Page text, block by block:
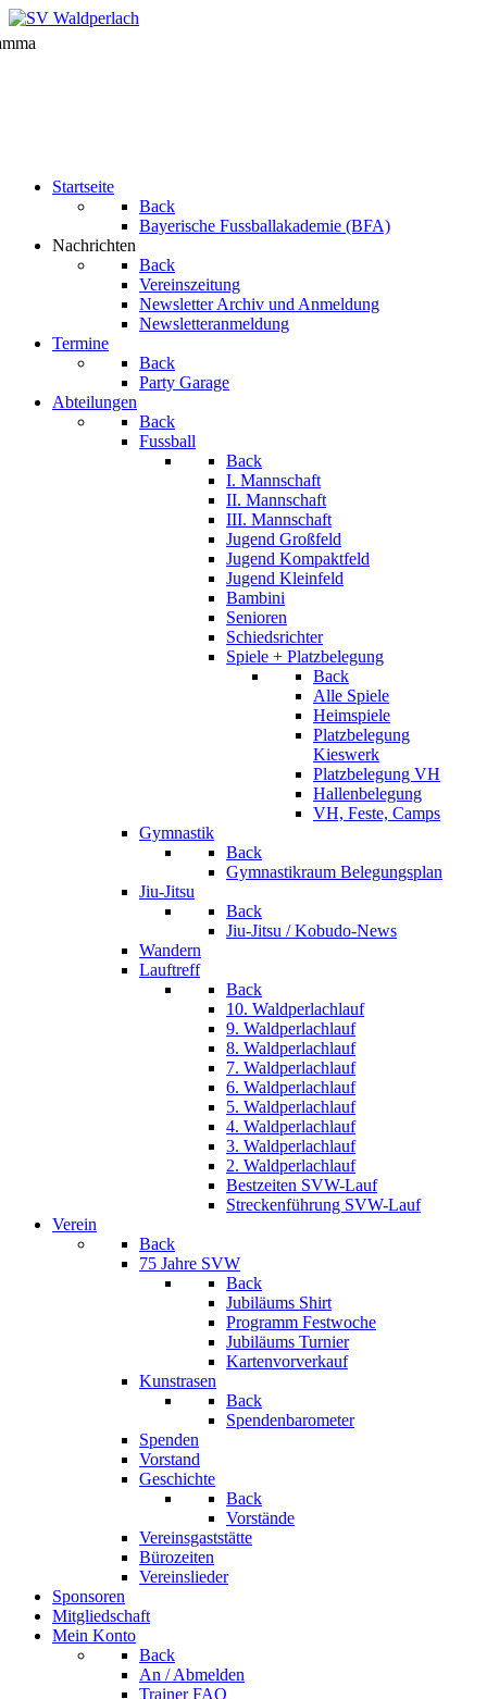
Startseite
Back
Bayerische Fussballakademie (BFA)
Nachrichten
Back
Vereinszeitung
Newsletter Archiv und Anmeldung
Newsletteranmeldung
Termine
Back
Party Garage
Abteilungen
Back
Fussball
Back
I. Mannschaft
II. Mannschaft
III. Mannschaft
Jugend Großfeld
Jugend Kompaktfeld
Jugend Kleinfeld
Bambini
Senioren
Schiedsrichter
Spiele + Platzbelegung
Back
Alle Spiele
Heimspiele
Platzbelegung
Kieswerk
Platzbelegung VH
Hallenbelegung
VH, Feste, Camps
Gymnastik
Back
Gymnastikraum Belegungsplan
Jiu-Jitsu
Back
Jiu-Jitsu / Kobudo-News
Wandern
Lauftreff
Back
10. Waldperlachlauf
9. Waldperlachlauf
8. Waldperlachlauf
7. Waldperlachlauf
6. Waldperlachlauf
5. Waldperlachlauf
4. Waldperlachlauf
3. Waldperlachlauf
2. Waldperlachlauf
Bestzeiten SVW-Lauf
Streckenführung SVW-Lauf
Verein
Back
75 Jahre SVW
Back
Jubiläums Shirt
Programm Festwoche
Jubiläums Turnier
Kartenvorverkauf
Kunstrasen
Back
Spendenbarometer
Spenden
Vorstand
Geschichte
Back
Vorstände
Vereinsgaststätte
Bürozeiten
Vereinslieder
Sponsoren
Mitgliedschaft
Mein Konto
Back
An / Abmelden
Trainer FAQ